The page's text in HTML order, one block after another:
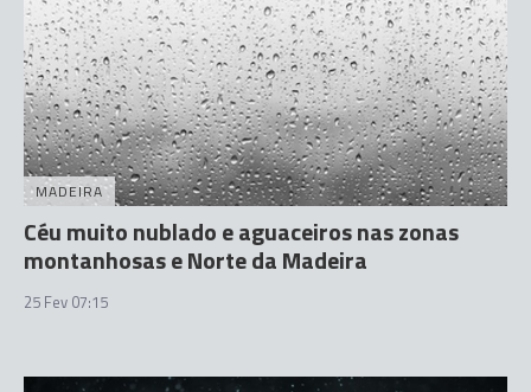
MADEIRA
Céu muito nublado e aguaceiros nas zonas
montanhosas e Norte da Madeira
25 Fev 07:15